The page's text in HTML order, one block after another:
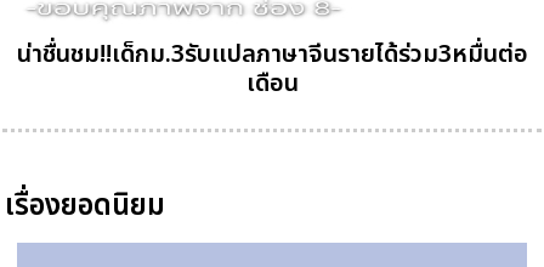
น่าชื่นชม!!เด็กม.3รับแปลภาษาจีนรายได้ร่วม3หมื่นต่อ
เดือน
เรื่องยอดนิยม